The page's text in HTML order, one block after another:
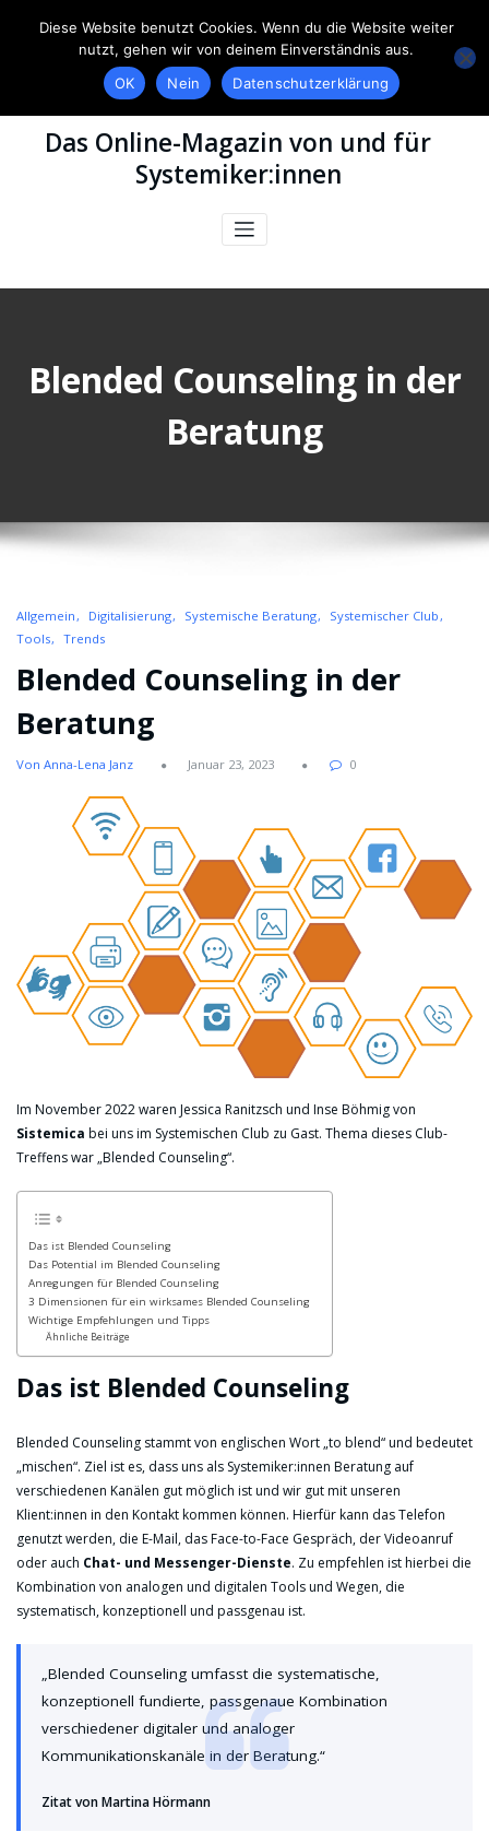
Das Online-Magazin von und für
Systemiker:innen
Blended Counseling in der
Beratung
Allgemein Digitalisierung Systemische Beratung
Systemischer Club
Tools
Trends
Blended Counseling in der
Beratung
Von Anna-Lena Janz Januar 23, 2023 0
Im November 2022 waren Jessica Ranitzsch und Inse Böhmig von
Sistemica bei uns im Systemischen Club zu Gast. Thema dieses Club-
Treffens war „Blended Counseling“.
Das ist Blended Counseling
Das Potential im Blended Counseling
Anregungen für Blended Counseling
3 Dimensionen für ein wirksames Blended Counseling
Wichtige Empfehlungen und Tipps
Ähnliche Beiträge
Das ist Blended Counseling
Blended Counseling stammt von englischen Wort „to blend“ und bedeutet
„mischen“. Ziel ist es, dass uns als Systemiker:innen Beratung auf
verschiedenen Kanälen gut möglich ist und wir gut mit unseren
Klient:innen in den Kontakt kommen können. Hierfür kann das Telefon
genutzt werden, die E-Mail, das Face-to-Face Gespräch, der Videoanruf
oder auch Chat- und Messenger-Dienste. Zu empfehlen ist hierbei die
Kombination von analogen und digitalen Tools und Wegen, die
systematisch, konzeptionell und passgenau ist.
„Blended Counseling umfasst die systematische,
konzeptionell fundierte, passgenaue Kombination
verschiedener digitaler und analoger
Kommunikationskanäle in der Beratung.“
Zitat von Martina Hörmann
Diese Website benutzt Cookies. Wenn du die Website weiter
nutzt, gehen wir von deinem Einverständnis aus.
OK
Nein Datenschutzerklärung